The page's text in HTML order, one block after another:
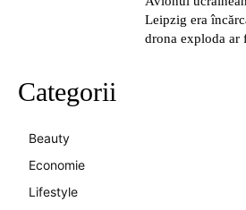
Leipzig era
drona exploda ar
Categorii
Beauty
Economie
Lifestyle